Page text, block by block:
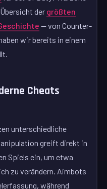
der größten
— von Counter-
wir bereits in einem
Cheats
unterschiedliche
greift direkt in
Spiels ein, um etwa
zu verändern. Aimbots
während